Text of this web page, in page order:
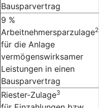
Bausparvertrag
9 %
Arbeitnehmersparzulage2
für die Anlage
vermögenswirksamer
Leistungen in einen
Bausparvertrag
Riester-Zulage3